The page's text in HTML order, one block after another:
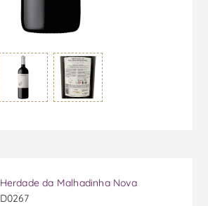
Herdade da Malhadinha Nova
D0267